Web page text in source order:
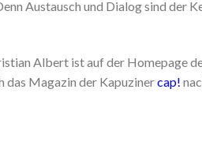
Austausch und Dialog sind der
Albert ist auf der Homepage
das Magazin der Kapuzinercap!